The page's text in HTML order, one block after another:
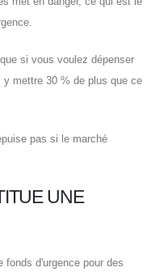
si vous voulez dépenser
y mettre 30 % de plus que ce
pas si le marché
UNE
fonds d'urgence pour des